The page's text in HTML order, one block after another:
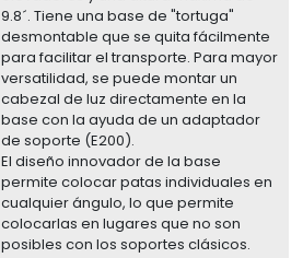
9.8´. Tiene una base de "tortuga"
desmontable que se quita fácilmente
para facilitar el transporte. Para mayor
versatilidad, se puede montar un
cabezal de luz directamente en la
base con la ayuda de un adaptador
de soporte (E200).
El diseño innovador de la base
permite colocar patas individuales en
cualquier ángulo, lo que permite
colocarlas en lugares que no son
posibles con los soportes clásicos.